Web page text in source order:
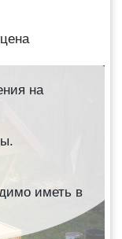
на
иметь в